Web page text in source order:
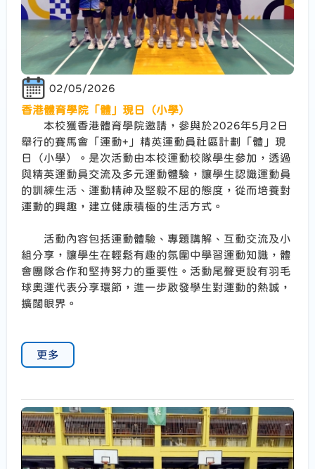
02/05/2026
香港體育學院「體」現日（小學）
本校獲香港體育學院邀請，參與於2026年5月2日
舉行的賽馬會「運動+」精英運動員社區計劃「體」現
日（小學）。是次活動由本校運動校隊學生參加，透過
與精英運動員交流及多元運動體驗，讓學生認識運動員
的訓練生活、運動精神及堅毅不屈的態度，從而培養對
運動的興趣，建立健康積極的生活方式。
活動內容包括運動體驗、專題講解、互動交流及小
組分享，讓學生在輕鬆有趣的氛圍中學習運動知識，體
會團隊合作和堅持努力的重要性。活動尾聲更設有羽毛
球奧運代表分享環節，進一步啟發學生對運動的熱誠，
擴闊眼界。
更多